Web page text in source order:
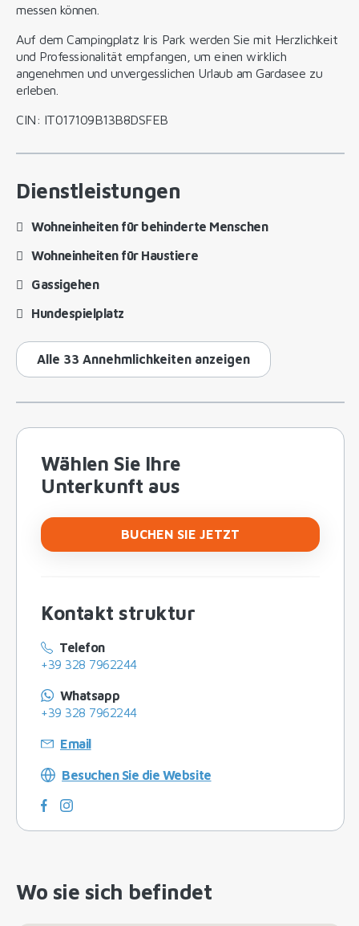
messen können.
Auf dem Campingplatz Iris Park werden Sie mit Herzlichkeit
und Professionalität empfangen, um einen wirklich
angenehmen und unvergesslichen Urlaub am Gardasee zu
erleben.
CIN: IT017109B13B8DSFEB
Dienstleistungen
Wohneinheiten für behinderte Menschen
Wohneinheiten für Haustiere
Gassigehen
Hundespielplatz
Alle 33 Annehmlichkeiten anzeigen
Wählen Sie Ihre
Unterkunft aus
BUCHEN SIE JETZT
Kontakt struktur
Telefon
+39 328 7962244
Whatsapp
+39 328 7962244
Email
Besuchen Sie die Website
Wo sie sich befindet